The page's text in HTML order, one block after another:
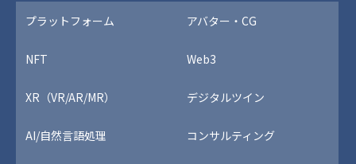
プラットフォーム アバター・CG
NFT Web3
XR（VR/AR/MR） デジタルツイン
AI/自然言語処理 コンサルティング